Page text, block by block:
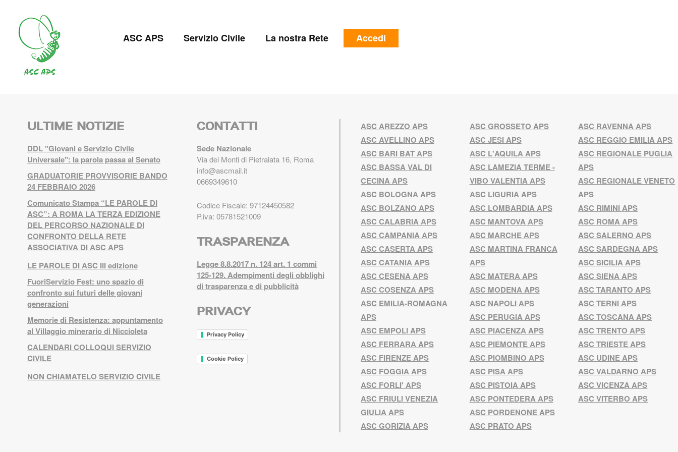
contenuto
principale
Navigazione
ASC APS Servizio Civile La nostra Rete
Menu
Accedi
ASC AREZZO APS
ASC AVELLINO APS
ASC BARI BAT APS
ASC BASSA VAL DI
CECINA APS
ASC BOLOGNA APS
ASC BOLZANO APS
ASC CALABRIA APS
ASC CAMPANIA APS
ASC CASERTA APS
ASC CATANIA APS
ASC CESENA APS
ASC COSENZA APS
ASC EMILIA-ROMAGNA
APS
ASC EMPOLI APS
ASC FERRARA APS
ASC FIRENZE APS
ASC FOGGIA APS
ASC FORLI' APS
ASC FRIULI VENEZIA
GIULIA APS
ASC GORIZIA APS
ASC GROSSETO APS
ASC JESI APS
ASC L'AQUILA APS
ASC LAMEZIA TERME -
VIBO VALENTIA APS
ASC LIGURIA APS
ASC LOMBARDIA APS
ASC MANTOVA APS
ASC MARCHE APS
ASC MARTINA FRANCA
APS
ASC MATERA APS
ASC MODENA APS
ASC NAPOLI APS
ASC PERUGIA APS
ASC PIACENZA APS
ASC PIEMONTE APS
ASC PIOMBINO APS
ASC PISA APS
ASC PISTOIA APS
ASC PONTEDERA APS
ASC PORDENONE APS
ASC PRATO APS
ASC RAVENNA APS
ASC REGGIO EMILIA APS
ASC REGIONALE PUGLIA
APS
ASC REGIONALE VENETO
APS
ASC RIMINI APS
ASC ROMA APS
ASC SALERNO APS
ASC SARDEGNA APS
ASC SICILIA APS
ASC SIENA APS
ASC TARANTO APS
ASC TERNI APS
ASC TOSCANA APS
ASC TRENTO APS
ASC TRIESTE APS
ASC UDINE APS
ASC VALDARNO APS
ASC VICENZA APS
ASC VITERBO APS
ULTIME NOTIZIE
DDL "Giovani e Servizio Civile
Universale": la parola passa al Senato
GRADUATORIE PROVVISORIE BANDO
24 FEBBRAIO 2026
Comunicato Stampa “LE PAROLE DI
ASC”: A ROMA LA TERZA EDIZIONE
DEL PERCORSO NAZIONALE DI
CONFRONTO DELLA RETE
ASSOCIATIVA DI ASC APS
LE PAROLE DI ASC III edizione
FuoriServizio Fest: uno spazio di
confronto sui futuri delle giovani
generazioni
Memorie di Resistenza: appuntamento
al Villaggio minerario di Niccioleta
CALENDARI COLLOQUI SERVIZIO
CIVILE
NON CHIAMATELO SERVIZIO CIVILE
CONTATTI
Sede Nazionale
Via dei Monti di Pietralata 16, Roma
info@ascmail.it
0669349610
Codice Fiscale: 97124450582
P.iva: 05781521009
TRASPARENZA
Legge 8.8.2017 n. 124 art. 1 commi
125-129. Adempimenti degli obblighi
di trasparenza e di pubblicità
PRIVACY
Privacy Policy
Cookie Policy